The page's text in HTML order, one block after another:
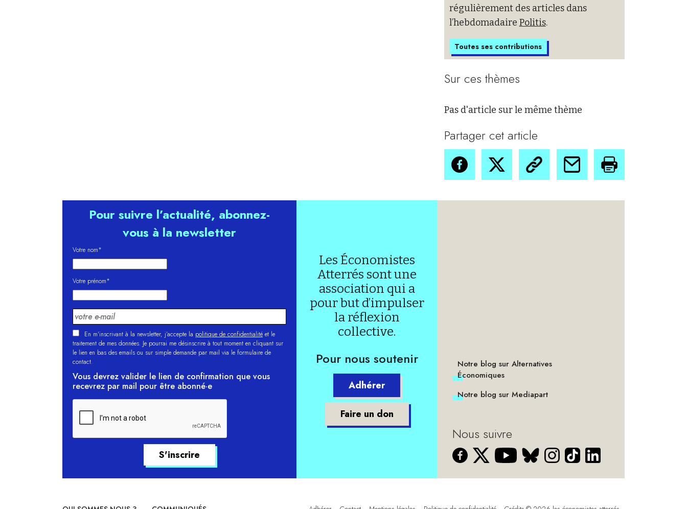
régulièrement des articles dans
l’hebdomadaire Politis.
Toutes ses contributions
Sur ces thèmes
Pas d'article sur le même thème
Partager cet article
Pour suivre l’actualité, abonnez-
vous à la newsletter
Votre nom*
Votre prénom*
En m'inscrivant à la newsletter, j’accepte la politique de confidentialité et le
traitement de mes données. Je pourrai me désinscrire à tout moment en cliquant sur
le lien en bas des emails ou sur simple demande par mail via le formulaire de
contact.
Vous devrez valider le lien de confirmation que vous
recevrez par mail pour être abonné·e
Les Économistes
Atterrés sont une
association qui a
pour but d’impulser
la réflexion
collective.
Pour nous soutenir
Adhérer
Faire un don
Notre blog sur Alternatives
Économiques
Notre blog sur Mediapart
Nous suivre